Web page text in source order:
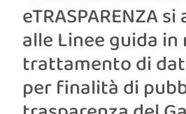
eTRASPARENZA
alle Linee guida
trattamento di
per finalità di